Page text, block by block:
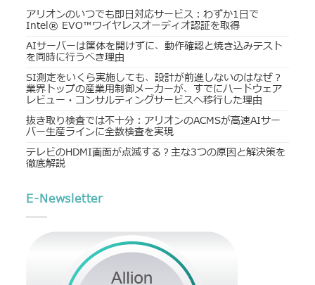
アリオンのいつでも即日対応サービス：わずか1日で
Intel® EVO™ワイヤレスオーディオ認証を取得
AIサーバーは筐体を開けずに、動作確認と焼き込みテスト
を同時に行うべき理由
SI測定をいくら実施しても、設計が前進しないのはなぜ？
業界トップの産業用制御メーカーが、すでにハードウェア
レビュー・コンサルティングサービスへ移行した理由
抜き取り検査では不十分：アリオンのACMSが高速AIサー
バー生産ラインに全数検査を実現
テレビのHDMI画面が点滅する？主な3つの原因と解決策を
徹底解説
E-Newsletter